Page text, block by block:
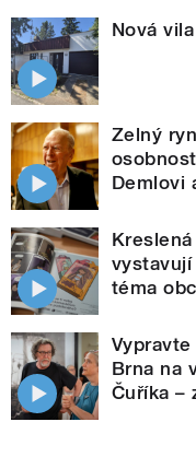
Nová
Zelný
Demlovi
téma
Brna na
Čuříka –